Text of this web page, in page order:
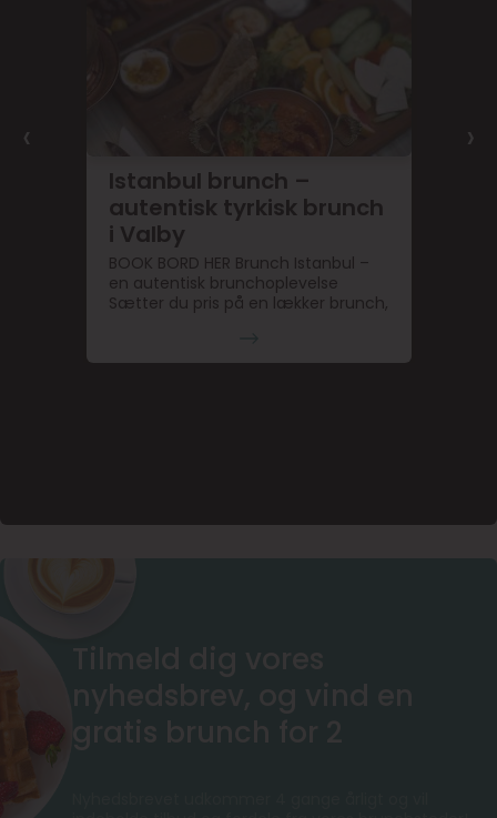
Istanbul brunch –
autentisk tyrkisk brunch
i Valby
BOOK BORD HER Brunch Istanbul –
en autentisk brunchoplevelse
Sætter du pris på en lækker brunch,
‹ ›